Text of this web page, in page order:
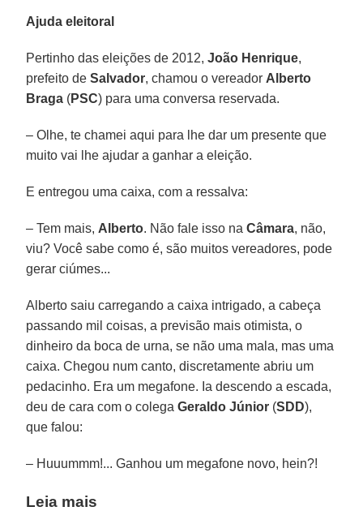
Ajuda eleitoral
Pertinho das eleições de 2012,João Henrique,
prefeito deSalvador, chamou o vereador Alberto
Braga (PSC) para uma conversa reservada.
– Olhe, te chamei aqui para lhe dar um presente que
muito vai lhe ajudar a ganhar a eleição.
E entregou uma caixa, com a ressalva:
– Tem mais, Alberto. Não fale isso naCâmara, não,
viu? Você sabe como é, são muitos vereadores, pode
gerar ciúmes...
Alberto saiu carregando a caixa intrigado, a cabeça
passando mil coisas, a previsão mais otimista, o
dinheiro da boca de urna, se não uma mala, mas uma
caixa. Chegou num canto, discretamente abriu um
pedacinho. Era um megafone. Ia descendo a escada,
deu de cara com o colegaGeraldo Júnior (SDD),
que falou:
– Huuummm!... Ganhou um megafone novo, hein?!
Leia mais